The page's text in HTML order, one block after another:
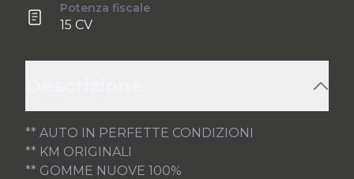
Potenza fiscale
15 CV
** AUTO IN PERFETTE CONDIZIONI
** KM ORIGINALI
** GOMME NUOVE 100%